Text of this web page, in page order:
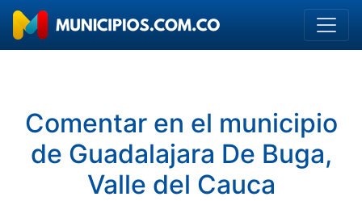
Comentar en el municipio
de Guadalajara De Buga,
Valle del Cauca